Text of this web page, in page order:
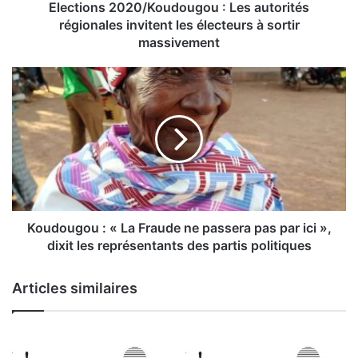
/
K
o
u
d
o
u
g
o
e
s
Elections 2020/Koudougou : Les autorités
régionales invitent les électeurs à sortir
massivement
K
o
u
d
o
u
g
o
u
L
a
Koudougou : « La Fraude ne passera pas par ici »,
dixit les représentants des partis politiques
Articles similaires